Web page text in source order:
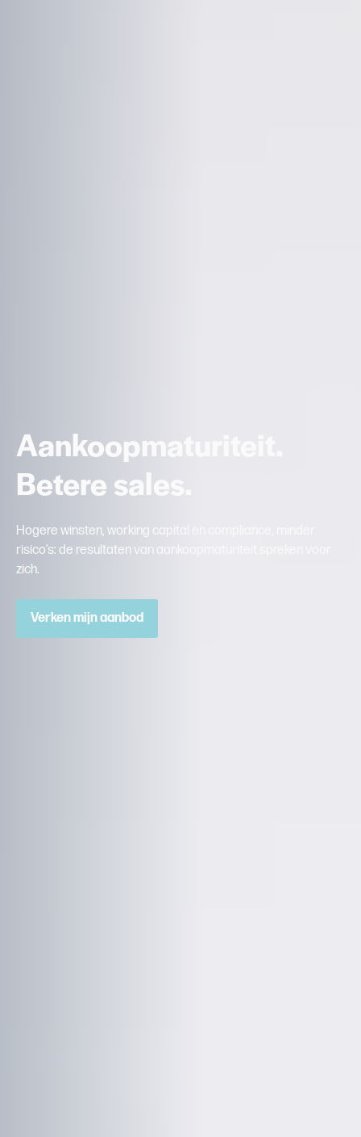
Aankoopmaturiteit.
Betere sales.
Hogere winsten, working capital en compliance, minder
risico’s: de resultaten van aankoopmaturiteit spreken voor
zich.
Verken mijn aanbod